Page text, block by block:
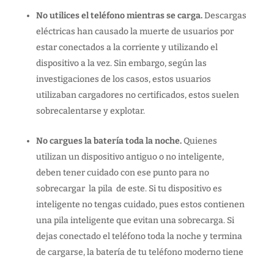
No utilices el teléfono mientras se carga.Descargas
eléctricas han causado la muerte de usuarios por
estar conectados a la corriente y utilizando el
dispositivo a la vez. Sin embargo, según las
investigaciones de los casos, estos usuarios
utilizaban cargadores no certificados, estos suelen
sobrecalentarse y explotar.
No cargues la batería toda la noche.Quienes
utilizan un dispositivo antiguo o no inteligente,
deben tener cuidado con ese punto para no
sobrecargar la pila de este. Si tu dispositivo es
inteligente no tengas cuidado, pues estos contienen
una pila inteligente que evitan una sobrecarga. Si
dejas conectado el teléfono toda la noche y termina
de cargarse, la batería de tu teléfono moderno tiene